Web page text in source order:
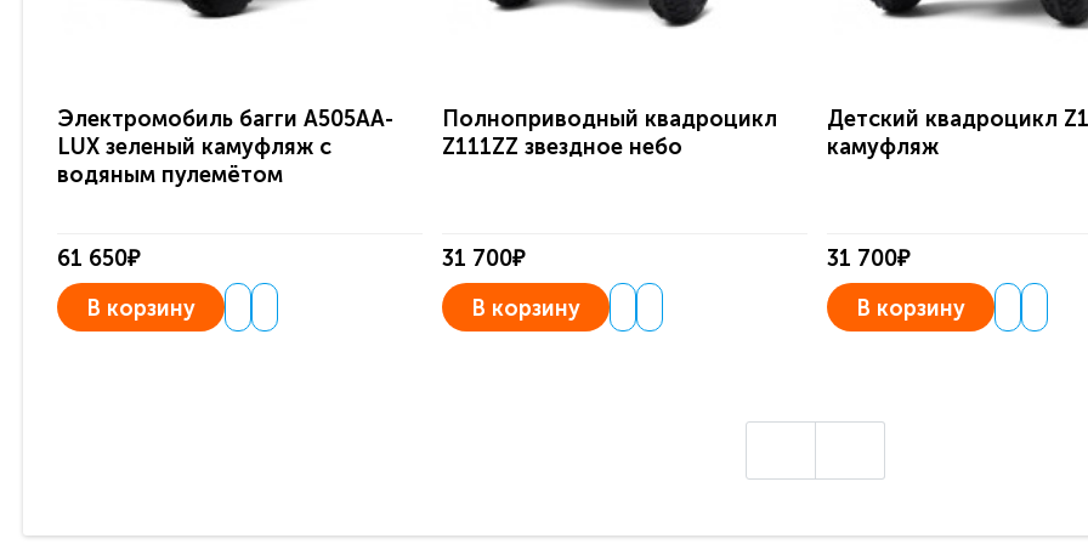
Электромобиль багги A505AA-
LUX зеленый камуфляж с
водяным пулемётом
61 650₽
В корзину
Полноприводный квадроцикл
Z111ZZ звездное небо
31 700₽
В корзину
Детский квадроцикл
камуфляж
31 700₽
В корзину